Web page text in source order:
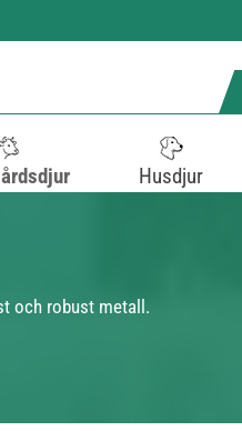
Husdjur
och robust metall.